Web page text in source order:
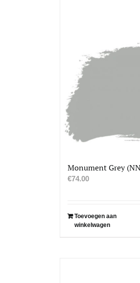
Monument Grey
€74.00
Toevoegen aan
winkelwagen